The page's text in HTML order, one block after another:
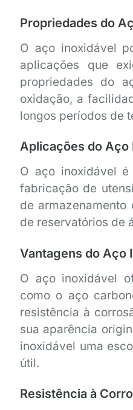
Propriedades do
O aço inoxidável
aplicações que
propriedades do
oxidação, a
longos períodos de
Aplicações do Aço
O aço inoxidável
fabricação de
de
de reservatórios de
Vantagens do Aço
O aço inoxidável
como o aço
resistência à
sua aparência
inoxidável uma
útil.
Resistência à